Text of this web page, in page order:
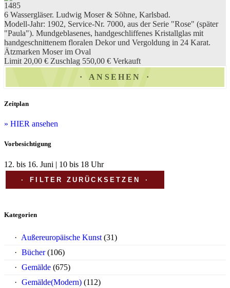
1485
6 Wassergläser. Ludwig Moser & Söhne, Karlsbad.
Modell-Jahr: 1902, Service-Nr. 7000, aus der Serie "Rose" (später
"Paula"). Mundgeblasenes, handgeschliffenes Kristallglas mit
handgeschnittenem floralen Dekor und Vergoldung in 24 Karat.
Ätzmarken Moser im Oval
Limit 20,00 € Zuschlag 550,00 € Verkauft
ANSEHEN
Zeitplan
» HIER ansehen
Vorbesichtigung
12. bis 16. Juni | 10 bis 18 Uhr
FILTER ZURÜCKSETZEN
Kategorien
Außereuropäische Kunst (31)
Bücher (106)
Gemälde (675)
Gemälde(Modern) (112)